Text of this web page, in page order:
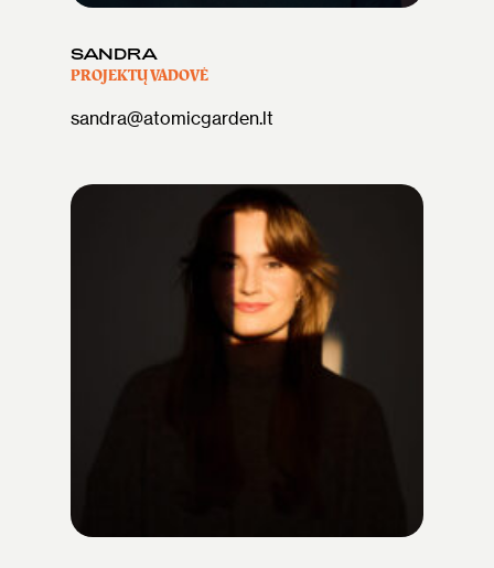
SANDRA
PROJEKTŲ VADOVĖ
sandra@atomicgarden.lt